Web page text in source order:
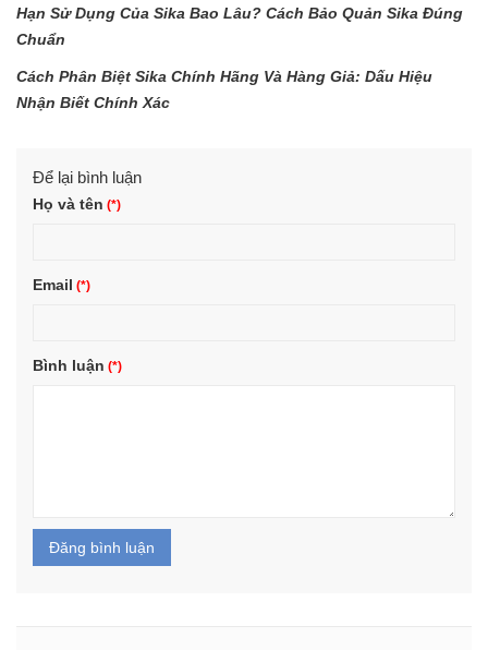
Hạn Sử Dụng Của Sika Bao Lâu? Cách Bảo Quản Sika Đúng
Chuẩn
Cách Phân Biệt Sika Chính Hãng Và Hàng Giả: Dấu Hiệu
Nhận Biết Chính Xác
Để lại bình luận
Họ và tên
Email
Bình luận
Đăng bình luận